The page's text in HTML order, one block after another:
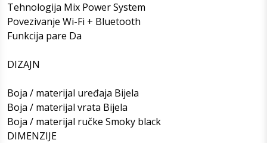
Tehnologija Mix Power System
Povezivanje Wi-Fi + Bluetooth
Funkcija pare Da
DIZAJN
Boja / materijal uređaja Bijela
Boja / materijal vrata Bijela
Boja / materijal ručke Smoky black
DIMENZIJE